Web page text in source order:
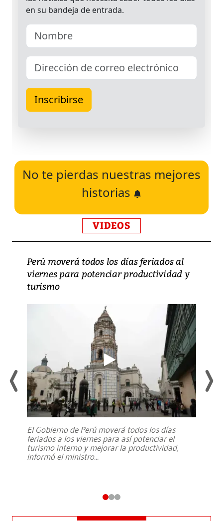
No te pierdas nuestras mejores
historias
VIDEOS
Perú moverá todos los días feriados al
viernes para potenciar productividad y
turismo
El Gobierno de Perú moverá todos los días
feriados a los viernes para así potenciar el
turismo interno y mejorar la productividad,
informó el ministro...